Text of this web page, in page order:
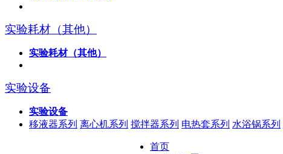
实验耗材（其他）
实验耗材（其他）
实验设备
实验设备
移液器系列 离心机系列 搅拌器系列 电热套系列 水浴锅系列
首页